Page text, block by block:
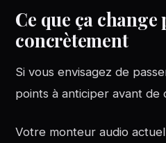
Ce que ça change
concrètement
Si vous envisagez de
points à anticiper avant de
Votre monteur audio